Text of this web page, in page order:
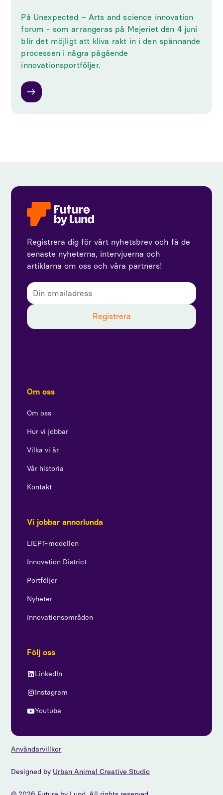
På Unexpected – Arts and science innovation
forum - som arrangeras på Mejeriet den 4 juni
blir det möjligt att kliva rakt in i den spännande
processen i några pågående
innovationsportföljer.
Registrera dig för vårt nyhetsbrev och få de
senaste nyheterna, intervjuerna och
artiklarna om oss och våra partners!
Om oss
Om oss
Hur vi jobbar
Vilka vi är
Vår historia
Kontakt
Vi jobbar annorlunda
LIEPT-modellen
Innovation District
Portföljer
Nyheter
Innovationsområden
Följ oss
LinkedIn
Instagram
Youtube
Designed by Urban Animal Creative Studio
Användarvillkor